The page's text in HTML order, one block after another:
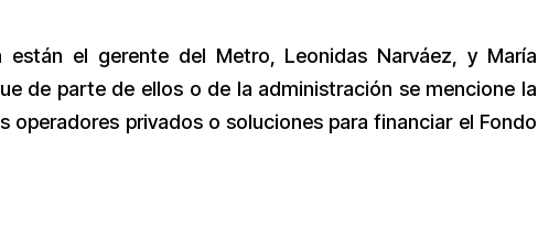
el gerente del Metro, Leonidas Narváez, y María
de parte de ellos o de la administración se mencione la
privados o soluciones para financiar el Fondo